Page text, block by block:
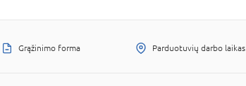
Grąžinimo forma Parduotuvių darbo laikas